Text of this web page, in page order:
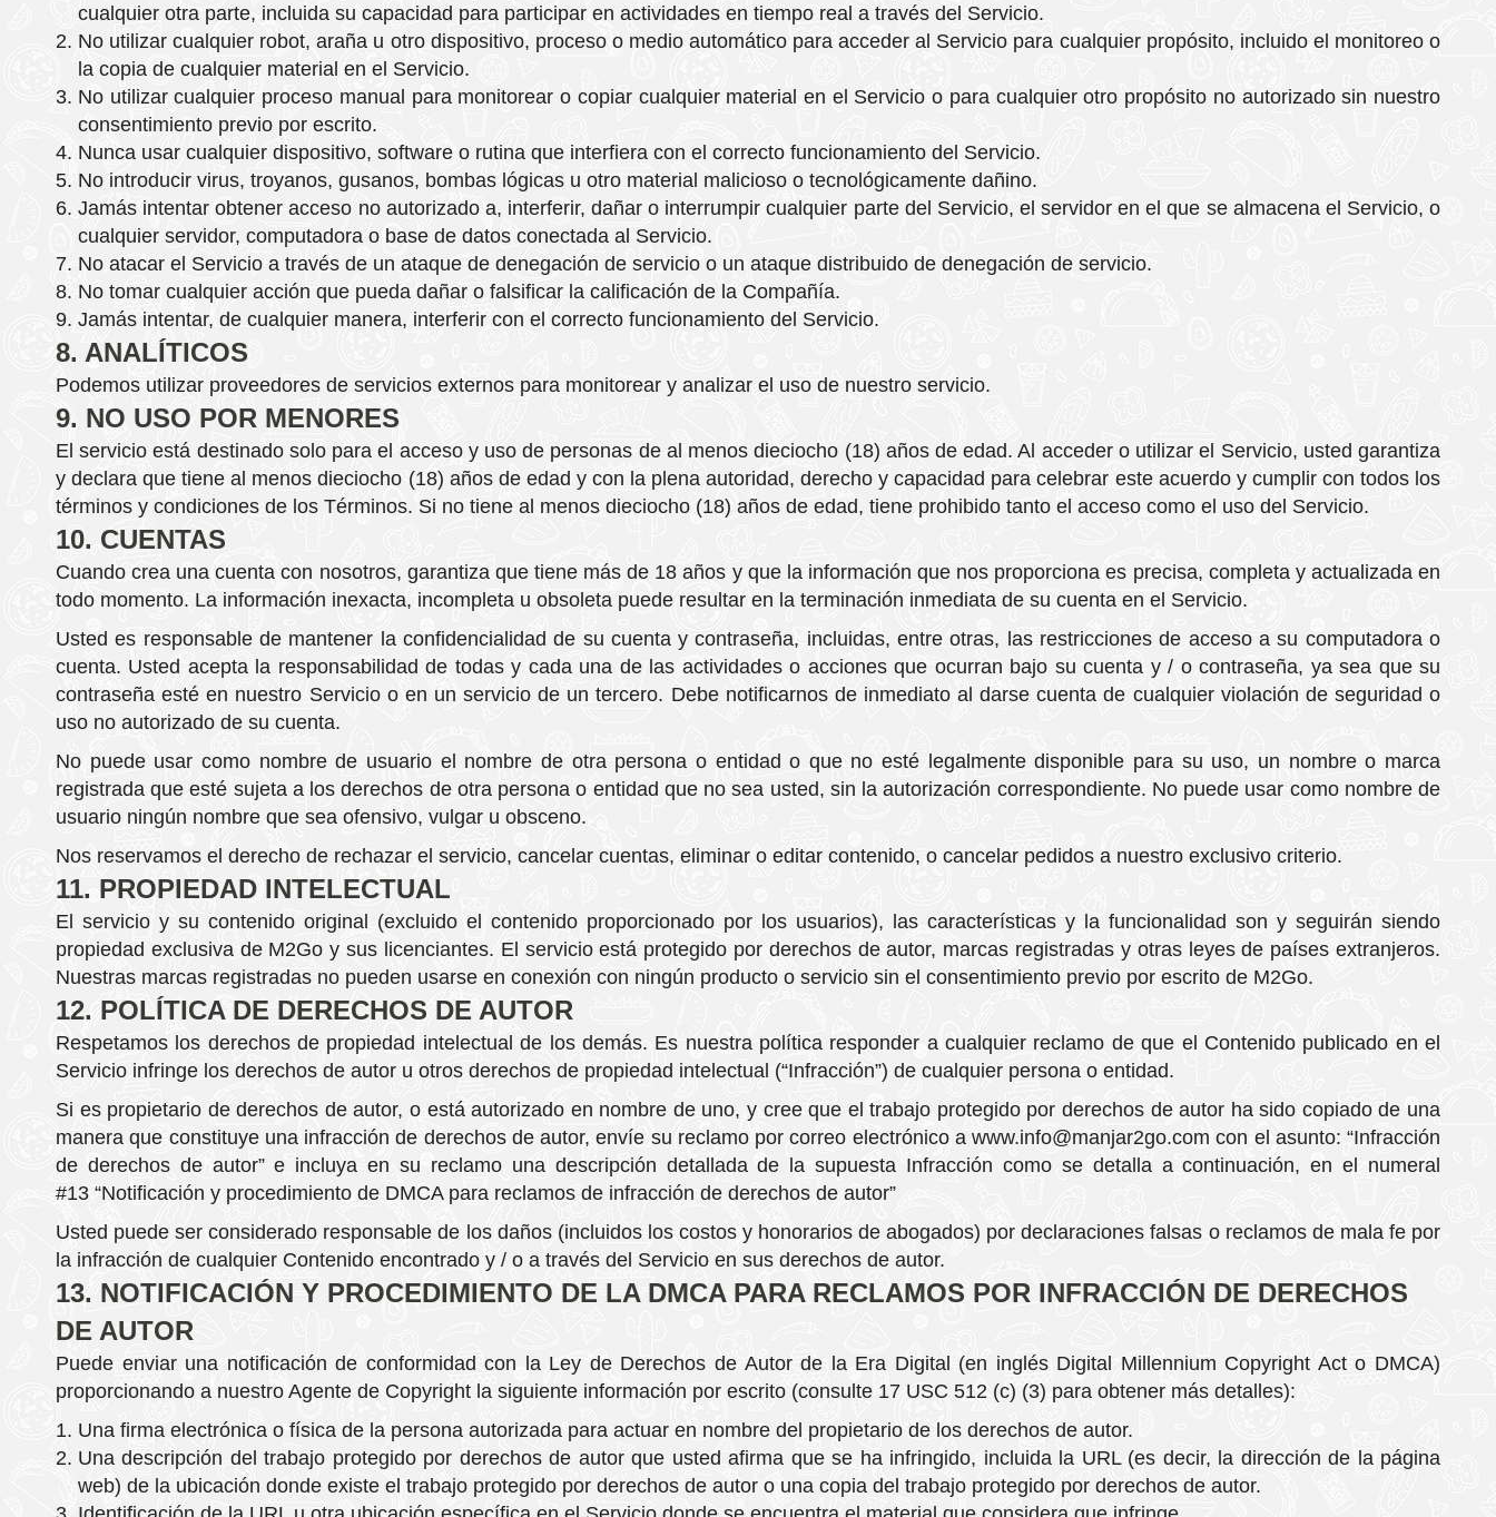
cualquier otra parte, incluida su capacidad para participar en actividades en tiempo real a través del Servicio.
No utilizar cualquier robot, araña u otro dispositivo, proceso o medio automático para acceder al Servicio para cualquier propósito, incluido el monitoreo o
la copia de cualquier material en el Servicio.
No utilizar cualquier proceso manual para monitorear o copiar cualquier material en el Servicio o para cualquier otro propósito no autorizado sin nuestro
consentimiento previo por escrito.
Nunca usar cualquier dispositivo, software o rutina que interfiera con el correcto funcionamiento del Servicio.
No introducir virus, troyanos, gusanos, bombas lógicas u otro material malicioso o tecnológicamente dañino.
Jamás intentar obtener acceso no autorizado a, interferir, dañar o interrumpir cualquier parte del Servicio, el servidor en el que se almacena el Servicio, o
cualquier servidor, computadora o base de datos conectada al Servicio.
No atacar el Servicio a través de un ataque de denegación de servicio o un ataque distribuido de denegación de servicio.
No tomar cualquier acción que pueda dañar o falsificar la calificación de la Compañía.
Jamás intentar, de cualquier manera, interferir con el correcto funcionamiento del Servicio.
8. ANALÍTICOS
Podemos utilizar proveedores de servicios externos para monitorear y analizar el uso de nuestro servicio.
9. NO USO POR MENORES
El servicio está destinado solo para el acceso y uso de personas de al menos dieciocho (18) años de edad. Al acceder o utilizar el Servicio, usted garantiza
y declara que tiene al menos dieciocho (18) años de edad y con la plena autoridad, derecho y capacidad para celebrar este acuerdo y cumplir con todos los
términos y condiciones de los Términos. Si no tiene al menos dieciocho (18) años de edad, tiene prohibido tanto el acceso como el uso del Servicio.
10. CUENTAS
Cuando crea una cuenta con nosotros, garantiza que tiene más de 18 años y que la información que nos proporciona es precisa, completa y actualizada en
todo momento. La información inexacta, incompleta u obsoleta puede resultar en la terminación inmediata de su cuenta en el Servicio.
Usted es responsable de mantener la confidencialidad de su cuenta y contraseña, incluidas, entre otras, las restricciones de acceso a su computadora o
cuenta. Usted acepta la responsabilidad de todas y cada una de las actividades o acciones que ocurran bajo su cuenta y / o contraseña, ya sea que su
contraseña esté en nuestro Servicio o en un servicio de un tercero. Debe notificarnos de inmediato al darse cuenta de cualquier violación de seguridad o
uso no autorizado de su cuenta.
No puede usar como nombre de usuario el nombre de otra persona o entidad o que no esté legalmente disponible para su uso, un nombre o marca
registrada que esté sujeta a los derechos de otra persona o entidad que no sea usted, sin la autorización correspondiente. No puede usar como nombre de
usuario ningún nombre que sea ofensivo, vulgar u obsceno.
Nos reservamos el derecho de rechazar el servicio, cancelar cuentas, eliminar o editar contenido, o cancelar pedidos a nuestro exclusivo criterio.
11. PROPIEDAD INTELECTUAL
El servicio y su contenido original (excluido el contenido proporcionado por los usuarios), las características y la funcionalidad son y seguirán siendo
propiedad exclusiva de M2Go y sus licenciantes. El servicio está protegido por derechos de autor, marcas registradas y otras leyes de países extranjeros.
Nuestras marcas registradas no pueden usarse en conexión con ningún producto o servicio sin el consentimiento previo por escrito de M2Go.
12. POLÍTICA DE DERECHOS DE AUTOR
Respetamos los derechos de propiedad intelectual de los demás. Es nuestra política responder a cualquier reclamo de que el Contenido publicado en el
Servicio infringe los derechos de autor u otros derechos de propiedad intelectual (“Infracción”) de cualquier persona o entidad.
Si es propietario de derechos de autor, o está autorizado en nombre de uno, y cree que el trabajo protegido por derechos de autor ha sido copiado de una
manera que constituye una infracción de derechos de autor, envíe su reclamo por correo electrónico a www.info@manjar2go.com con el asunto: “Infracción
de derechos de autor”e incluya en su reclamo una descripción detallada de la supuesta Infracción como se detalla a continuación, en el numeral
#13 “Notificación y procedimiento de DMCA para reclamos de infracción de derechos de autor”
Usted puede ser considerado responsable de los daños (incluidos los costos y honorarios de abogados) por declaraciones falsas o reclamos de mala fe por
la infracción de cualquier Contenido encontrado y / o a través del Servicio en sus derechos de autor.
13. NOTIFICACIÓN Y PROCEDIMIENTO DE LA DMCA PARA RECLAMOS POR INFRACCIÓN DE DERECHOS
DE AUTOR
Puede enviar una notificación de conformidad con la Ley de Derechos de Autor de la Era Digital (en inglés Digital Millennium Copyright Act o DMCA)
proporcionando a nuestro Agente de Copyright la siguiente información por escrito (consulte 17 USC 512 (c) (3) para obtener más detalles):
Una firma electrónica o física de la persona autorizada para actuar en nombre del propietario de los derechos de autor.
Una descripción del trabajo protegido por derechos de autor que usted afirma que se ha infringido, incluida la URL (es decir, la dirección de la página
web) de la ubicación donde existe el trabajo protegido por derechos de autor o una copia del trabajo protegido por derechos de autor.